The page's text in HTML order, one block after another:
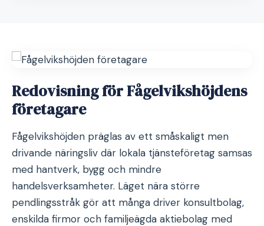
Redovisning för Fågelvikshöjdens
företagare
Fågelvikshöjden präglas av ett småskaligt men
drivande näringsliv där lokala tjänsteföretag samsas
med hantverk, bygg och mindre
handelsverksamheter. Läget nära större
pendlingsstråk gör att många driver konsultbolag,
enskilda firmor och familjeägda aktiebolag med